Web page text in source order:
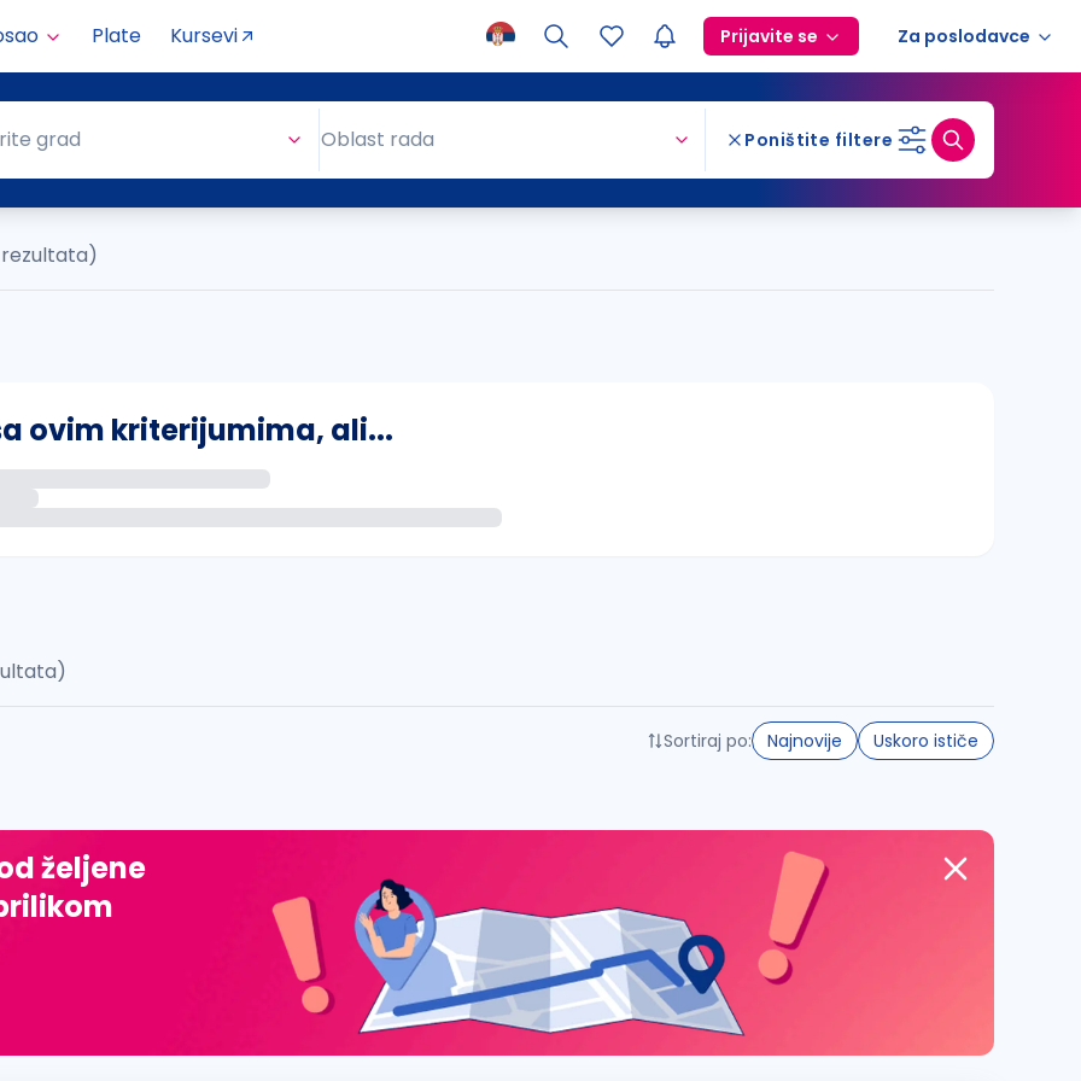
Plate Kursevi Prijavite se Za poslodavce
grad Oblast rada Poništite filtere
ovim kriterijumima, ali...
đ, ž, dž)
Sortiraj po: Najnovije Uskoro ističe
željene